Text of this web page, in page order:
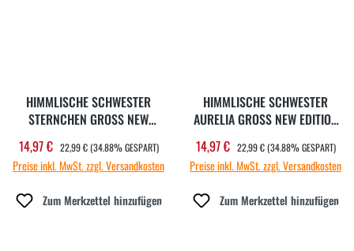
HIMMLISCHE SCHWESTER
STERNCHEN GROSS NEW
Verkaufspreis:
14,97 € REGULÄRER PREIS:
22,99 € (34.88% GESPART)
Preise inkl. MwSt. zzgl. Versandkosten
Zum Merkzettel hinzufügen
HIMMLISCHE SCHWESTER
AURELIA GROSS NEW EDITION 9
Verkaufspreis:
14,97 € REGULÄRER PREIS:
22,99 € (34.88% GESPART)
Preise inkl. MwSt. zzgl. Versandkosten
Zum Merkzettel hinzufügen